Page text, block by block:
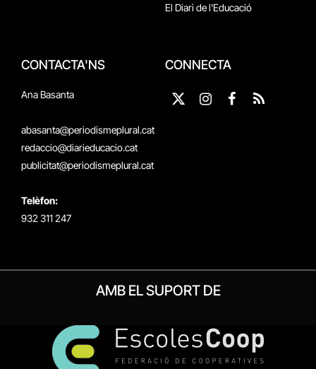
El Diari de l'Educació
CONTACTA'NS
Ana Basanta
abasanta@periodismeplural.cat
redaccio@diarieducacio.cat
publicitat@periodismeplural.cat
Telèfon:
932 311 247
CONNECTA
X
Instagram
Facebook
RSS
AMB EL SUPORT DE